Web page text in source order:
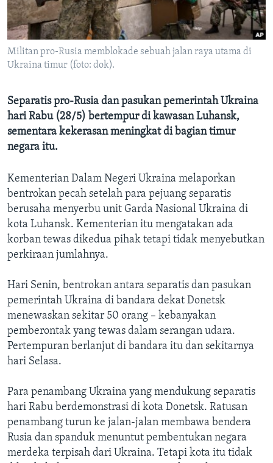
Militan pro-Rusia memblokade sebuah jalan raya utama di
Ukraina timur (foto: dok).
Separatis pro-Rusia dan pasukan pemerintah Ukraina
hari Rabu (28/5) bertempur di kawasan Luhansk,
sementara kekerasan meningkat di bagian timur
negara itu.
Kementerian Dalam Negeri Ukraina melaporkan
bentrokan pecah setelah para pejuang separatis
berusaha menyerbu unit Garda Nasional Ukraina di
kota Luhansk. Kementerian itu mengatakan ada
korban tewas dikedua pihak tetapi tidak menyebutkan
perkiraan jumlahnya.
Hari Senin, bentrokan antara separatis dan pasukan
pemerintah Ukraina di bandara dekat Donetsk
menewaskan sekitar 50 orang – kebanyakan
pemberontak yang tewas dalam serangan udara.
Pertempuran berlanjut di bandara itu dan sekitarnya
hari Selasa.
Para penambang Ukraina yang mendukung separatis
hari Rabu berdemonstrasi di kota Donetsk. Ratusan
penambang turun ke jalan-jalan membawa bendera
Rusia dan spanduk menuntut pembentukan negara
merdeka terpisah dari Ukraina. Tetapi kota itu tidak